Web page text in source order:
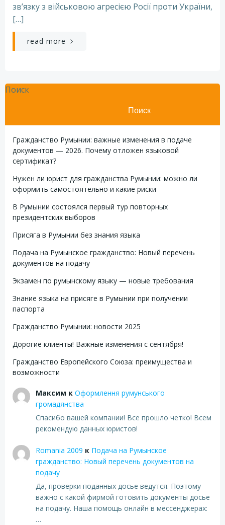
зв’язку з військовою агресією Росії проти України,
[…]
read more
Поиск
Поиск
Гражданство Румынии: важные изменения в подаче
документов — 2026. Почему отложен языковой
сертификат?
Нужен ли юрист для гражданства Румынии: можно ли
оформить самостоятельно и какие риски
В Румынии состоялся первый тур повторных
президентских выборов
Присяга в Румынии без знания языка
Подача на Румынское гражданство: Новый перечень
документов на подачу
Экзамен по румынскому языку — новые требования
Знание языка на присяге в Румынии при получении
паспорта
Гражданство Румынии: новости 2025
Дорогие клиенты! Важные изменения с сентября!
Гражданство Европейского Союза: преимущества и
возможности
Максим к Оформлення румунського
громадянства
Спасибо вашей компании! Все прошло четко! Всем
рекомендую данных юристов!
Romania 2009 к Подача на Румынское
гражданство: Новый перечень документов на
подачу
Да, проверки поданных досье ведутся. Поэтому
важно с какой фирмой готовить документы досье
на подачу. Наша помощь онлайн в мессенджерах:
…